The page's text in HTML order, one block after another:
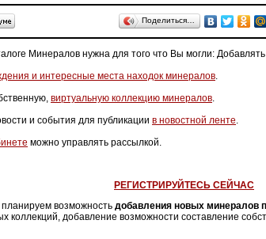
Поделиться…
Минералов нужна для того что Вы могли:
и интересные места находок минералов.
виртуальную коллекцию минералов.
и события для публикации в новостной ленте.
можно управлять рассылкой.
РЕГИСТРИРУЙТЕСЬ СЕЙЧАС
возможность добавления новых минералов
коллекций, добавление возможности составление